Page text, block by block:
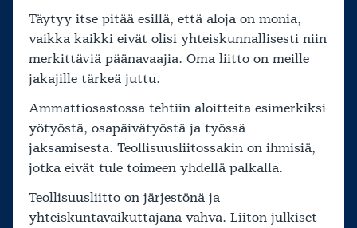
Täytyy itse pitää esillä, että aloja on monia,
vaikka kaikki eivät olisi yhteiskunnallisesti niin
merkittäviä päänavaajia. Oma liitto on meille
jakajille tärkeä juttu.
Ammattiosastossa tehtiin aloitteita esimerkiksi
yötyöstä, osapäivätyöstä ja työssä
jaksamisesta. Teollisuusliitossakin on ihmisiä,
jotka eivät tule toimeen yhdellä palkalla.
Teollisuusliitto on järjestönä ja
yhteiskuntavaikuttajana vahva. Liiton julkiset